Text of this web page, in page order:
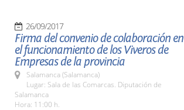
26/09/2017
Firma del convenio de colaboración en
el funcionamiento de los Viveros de
Empresas de la provincia
Salamanca (Salamanca)
Lugar: Sala de las Comarcas. Diputación de
Salamanca
Hora: 11:00 h.